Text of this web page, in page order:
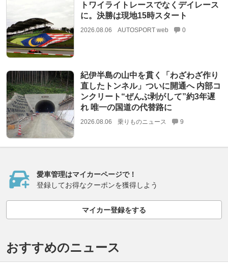
トワイライトレースでなくデイレース
に。決勝は現地15時スタート
2026.08.06 AUTOSPORT web 0
紀伊半島の山中を貫く「わざわざ作り
直したトンネル」ついに開通へ 内部コ
ンクリート“ぜんぶ剥がして”約3年遅
れ 唯一の国道の代替路に
2026.08.06 乗りものニュース 9
愛車管理はマイカーページで！
登録してお得なクーポンを獲得しよう
マイカー登録をする
おすすめのニュース